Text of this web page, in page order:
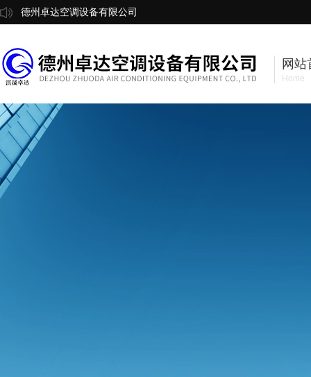
德州卓达空调设备有限公司
网站
Home